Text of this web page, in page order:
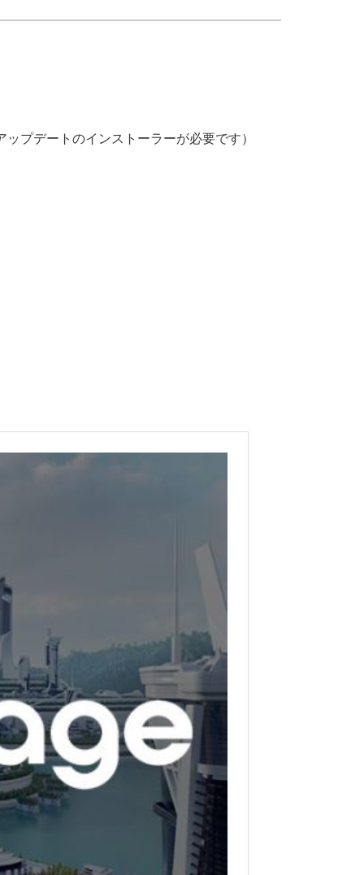
プデートのインストーラーが必要です）